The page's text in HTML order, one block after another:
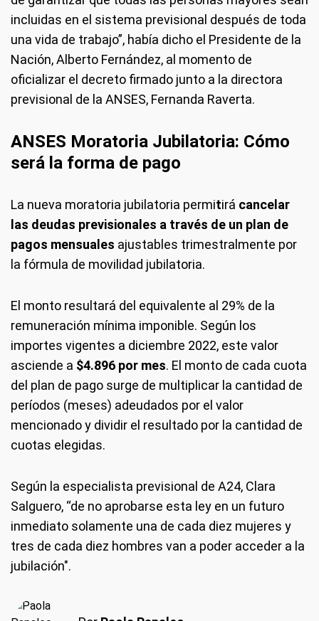
incluidas en el sistema previsional después de toda
una vida de trabajo”, había dicho el Presidente de la
Nación, Alberto Fernández, al momento de
oficializar el decreto firmado junto a la directora
previsional de la ANSES, Fernanda Raverta.
ANSES Moratoria Jubilatoria: Cómo
será la forma de pago
La nueva moratoria jubilatoria permitirá cancelar
las deudas previsionales a través de un plan de
pagos mensuales ajustables trimestralmente por
la fórmula de movilidad jubilatoria.
El monto resultará del equivalente al 29% de la
remuneración mínima imponible. Según los
importes vigentes a diciembre 2022, este valor
asciende a $4.896 por mes. El monto de cada cuota
del plan de pago surge de multiplicar la cantidad de
períodos (meses) adeudados por el valor
mencionado y dividir el resultado por la cantidad de
cuotas elegidas.
Según la especialista previsional de A24, Clara
Salguero, “de no aprobarse esta ley en un futuro
inmediato solamente una de cada diez mujeres y
tres de cada diez hombres van a poder acceder a la
jubilación".